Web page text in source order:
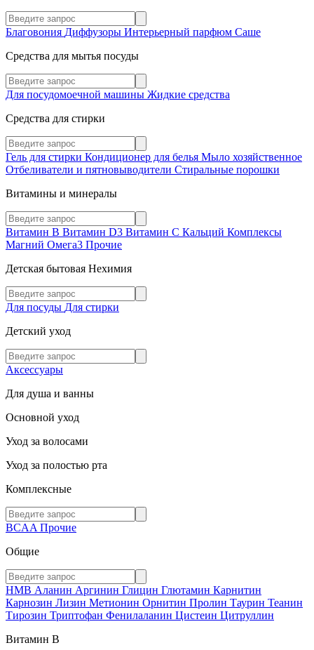
Благовония Диффузоры Интерьерный парфюм Саше
Средства для мытья посуды
Для посудомоечной машины Жидкие средства
Средства для стирки
Гель для стирки Кондиционер для белья Мыло хозяйственное
Отбеливатели и пятновыводители Стиральные порошки
Витамины и минералы
Витамин В Витамин D3 Витамин С Кальций Комплексы
Магний Омега3 Прочие
Детская бытовая Нехимия
Для посуды Для стирки
Детский уход
Аксессуары
Для душа и ванны
Основной уход
Уход за волосами
Уход за полостью рта
Комплексные
BCAA Прочие
Общие
HMB Аланин Аргинин Глицин Глютамин Карнитин
Карнозин Лизин Метионин Орнитин Пролин Таурин Теанин
Тирозин Триптофан Фенилаланин Цистеин Цитруллин
Витамин В